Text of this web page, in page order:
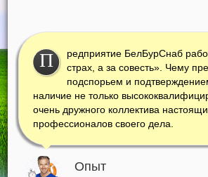
П
редприятие БелБурСнаб
страх, а за совесть». Чему
подспорьем и
наличие не только
очень дружного коллектива
профессионалов своего дела.
Опыт